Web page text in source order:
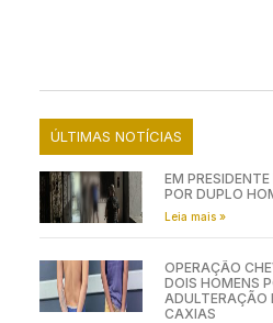
ÚLTIMAS NOTÍCIAS
EM
POR DUPLO
Leia mais »
OPERAÇÃO
DOIS HOMENS
ADULTERAÇÃO
CAXIAS